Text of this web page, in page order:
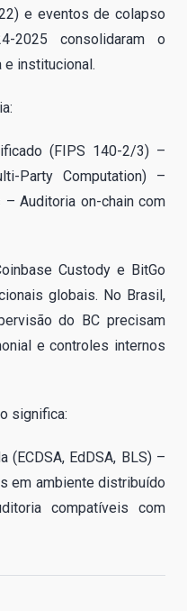
e eventos de colapso
2025 consolidaram o
institucional.
(FIPS 140-2/3) –
Party Computation) –
– Auditoria on-chain com
Custody e BitGo
globais. No Brasil,
do BC precisam
e controles internos
significa:
(ECDSA, EdDSA, BLS) –
em ambiente distribuído
compatíveis com